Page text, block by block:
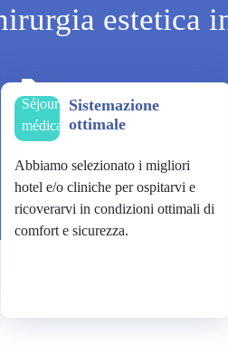
estetica
Sistemazione
ottimale
Abbiamo selezionato i migliori
hotel e/o cliniche per ospitarvi e
ricoverarvi in condizioni ottimali di
comfort e sicurezza.